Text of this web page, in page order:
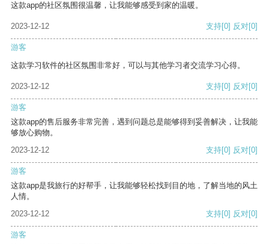
这款app的社区氛围很温馨，让我能够感受到家的温暖。
2023-12-12 支持[0] 反对[0]
游客
这款学习软件的社区氛围非常好，可以与其他学习者交流学习心得。
2023-12-12 支持[0] 反对[0]
游客
这款app的售后服务非常完善，遇到问题总是能够得到妥善解决，让我能
够放心购物。
2023-12-12
支持[0] 反对[0]
游客
这款app是我旅行的好帮手，让我能够轻松找到目的地，了解当地的风土
人情。
2023-12-12
支持[0] 反对[0]
游客